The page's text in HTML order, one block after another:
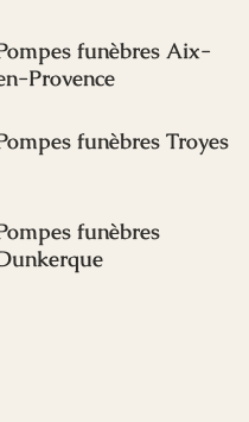
funèbres Aix-
Provence
funèbres Troyes
funèbres